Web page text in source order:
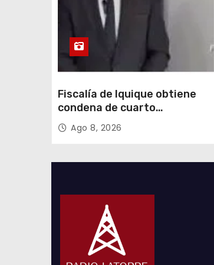
d
a
s
Fiscalía de Iquique obtiene
condena de cuarto
participante en violento
asalto a comerciante
Ago 8, 2026